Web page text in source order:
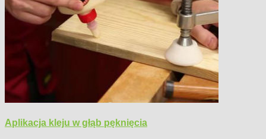
Aplikacja kleju w głąb pęknięcia